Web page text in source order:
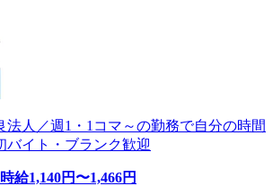
法人／週1・1コマ～の勤務で自分の時間
イト・ブランク歓迎
時給1,140円〜1,466円